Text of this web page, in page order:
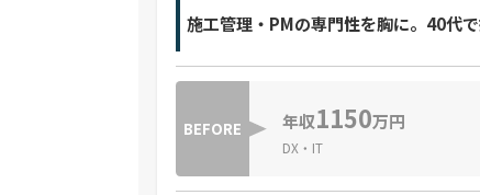
施工管理・PMの専門性を胸に。40代
BEFORE 年収1150万円
DX・IT